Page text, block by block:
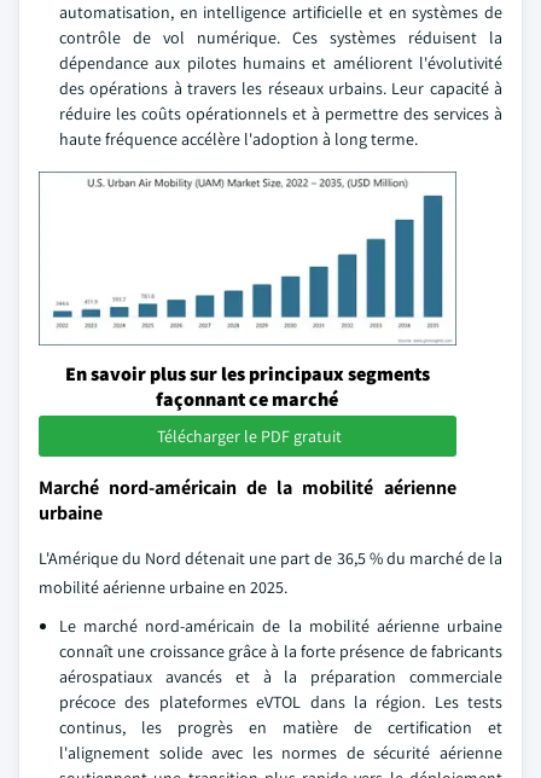
automatisation, en intelligence artificielle et en systèmes de
contrôle de vol numérique. Ces systèmes réduisent la
dépendance aux pilotes humains et améliorent l'évolutivité
des opérations à travers les réseaux urbains. Leur capacité à
réduire les coûts opérationnels et à permettre des services à
haute fréquence accélère l'adoption à long terme.
En savoir plus sur les principaux segments
façonnant ce marché
Télécharger le PDF gratuit
Marché nord-américain de la mobilité aérienne
urbaine
L'Amérique du Nord détenait une part de 36,5 % du marché de la
mobilité aérienne urbaine en 2025.
Le marché nord-américain de la mobilité aérienne urbaine
connaît une croissance grâce à la forte présence de fabricants
aérospatiaux avancés et à la préparation commerciale
précoce des plateformes eVTOL dans la région. Les tests
continus, les progrès en matière de certification et
l'alignement solide avec les normes de sécurité aérienne